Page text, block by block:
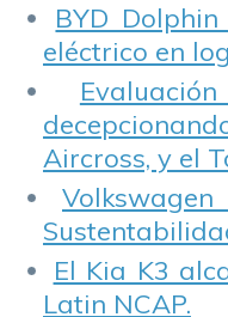
BYD
eléctrico en
Aircross, y el
El Kia K3
Latin NCAP.